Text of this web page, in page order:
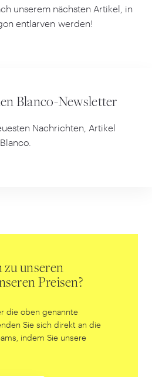
unserem nächsten Artikel, in
entlarven werden!
Blanco-Newsletter
Nachrichten, Artikel
zu unseren
Preisen?
die oben genannte
Sie sich direkt an die
indem Sie unsere